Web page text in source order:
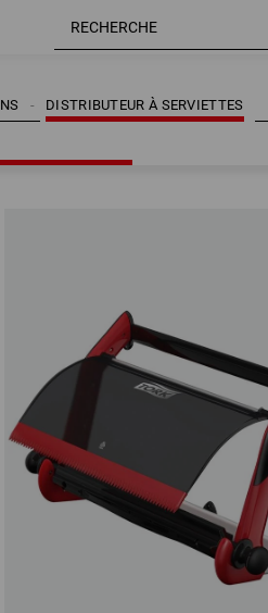
DISTRIBUTEUR À SERVIETTES
DISTRIBUTEUR À SERVIETTES